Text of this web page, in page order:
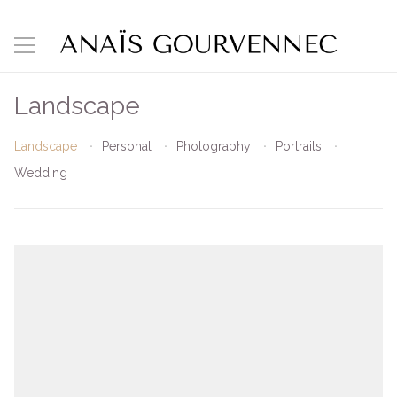
Landscape
Landscape Personal Photography
Portraits
Wedding